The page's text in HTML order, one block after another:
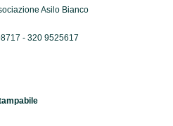
Asilo Bianco
- 320 9525617